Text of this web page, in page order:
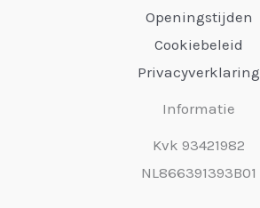
Openingstijden
Cookiebeleid
Privacyverklaring
Informatie
Kvk 93421982
NL866391393B01